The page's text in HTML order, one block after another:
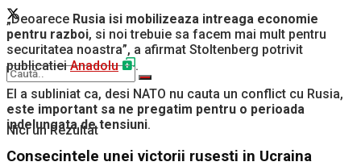
Nici un Rezultat
„Deoarece Rusia isi mobilizeaza intreaga economie
pentru razboi, si noi trebuie sa facem mai mult pentru
securitatea noastra”, a afirmat Stoltenberg potrivit
publicatieiAnadolu
.
El a subliniat ca, desi NATO nu cauta un conflict cu Rusia,
este important sa ne pregatim pentru o perioada
indelungata de tensiuni.
Consecintele unei victorii rusesti in Ucraina